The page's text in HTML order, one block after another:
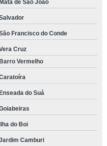
Mata de São João
Francisco do Conde
Cruz
Barro Vermelho
Enseada do Suá
Ilha do Boi
Camburi